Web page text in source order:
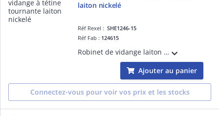
laiton nickelé
Réf Rexel :SHE1246-15
Réf Fab : 124615
Robinet de vidange laiton nickelé mâle 1/2' orientable avec tétine tournante
Ajouter au panier
Connectez-vous pour voir vos prix et les stocks